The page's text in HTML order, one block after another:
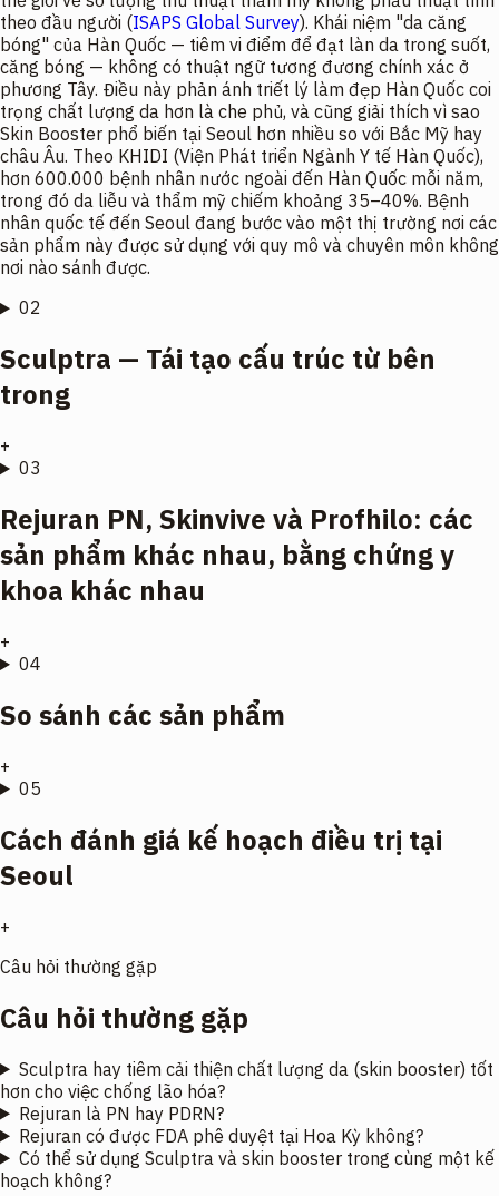
theo đầu người (ISAPS Global Survey). Khái niệm "da căng
bóng" của Hàn Quốc — tiêm vi điểm để đạt làn da trong suốt,
căng bóng — không có thuật ngữ tương đương chính xác ở
phương Tây. Điều này phản ánh triết lý làm đẹp Hàn Quốc coi
trọng chất lượng da hơn là che phủ, và cũng giải thích vì sao
Skin Booster phổ biến tại Seoul hơn nhiều so với Bắc Mỹ hay
châu Âu. Theo KHIDI (Viện Phát triển Ngành Y tế Hàn Quốc),
hơn 600.000 bệnh nhân nước ngoài đến Hàn Quốc mỗi năm,
trong đó da liễu và thẩm mỹ chiếm khoảng 35–40%. Bệnh
nhân quốc tế đến Seoul đang bước vào một thị trường nơi các
sản phẩm này được sử dụng với quy mô và chuyên môn không
nơi nào sánh được.
02
Sculptra — Tái tạo cấu trúc từ bên
trong
+
03
Rejuran PN, Skinvive và Profhilo: các
sản phẩm khác nhau, bằng chứng y
khoa khác nhau
+
04
So sánh các sản phẩm
+
05
Cách đánh giá kế hoạch điều trị tại
Seoul
+
Câu hỏi thường gặp
Câu hỏi thường gặp
Sculptra hay tiêm cải thiện chất lượng da (skin booster) tốt
hơn cho việc chống lão hóa?
Rejuran là PN hay PDRN?
Rejuran có được FDA phê duyệt tại Hoa Kỳ không?
Có thể sử dụng Sculptra và skin booster trong cùng một kế
hoạch không?